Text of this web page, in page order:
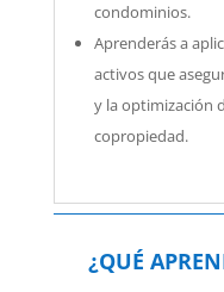
condominios.
Aprenderás a
activos que
y la optimización
copropiedad.
¿QUÉ